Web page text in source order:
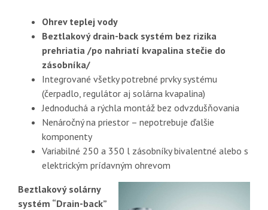
Ohrev teplej vody
Beztlakový drain-back systém bez rizika
prehriatia /po nahriatí kvapalina stečie do
zásobníka/
Integrované všetky potrebné prvky systému
(čerpadlo, regulátor aj solárna kvapalina)
Jednoduchá a rýchla montáž bez odvzdušňovania
Nenáročný na priestor – nepotrebuje ďalšie
komponenty
Variabilné 250 a 350 l zásobníky bivalentné alebo s
elektrickým prídavným ohrevom
Beztlakový solárny
systém “Drain-back”